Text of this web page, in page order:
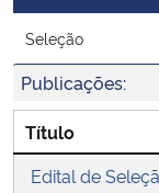
Ministério da Ciência,
Ministério do Meio
Ministério do Turismo
Seleção
Publicações:
Título
Edital de